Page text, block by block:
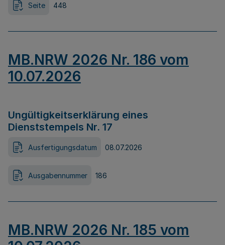
Seite 448
MB.NRW 2026 Nr. 186 vom
10.07.2026
Ungültigkeitserklärung eines
Dienststempels Nr. 17
Ausfertigungsdatum 08.07.2026
Ausgabennummer 186
MB.NRW 2026 Nr. 185 vom